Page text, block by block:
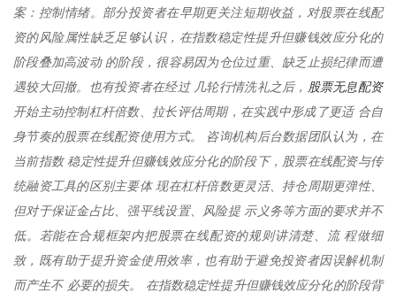
案：控制情绪。部分投资者在早期更关注短期收益，对股票在线配
资的风险属性缺乏足够认识，在指数稳定性提升但赚钱效应分化的
阶段叠加高波动 的阶段，很容易因为仓位过重、缺乏止损纪律而遭
遇较大回撤。也有投资者在经过 几轮行情洗礼之后， 股票无息配资
开始主动控制杠杆倍数、拉长评估周期，在实践中形成了更适 合自
身节奏的股票在线配资使用方式。 咨询机构后台数据团队认为，在
当前指数 稳定性提升但赚钱效应分化的阶段下，股票在线配资与传
统融资工具的区别主要体 现在杠杆倍数更灵活、持仓周期更弹性、
但对于保证金占比、强平线设置、风险提 示义务等方面的要求并不
低。若能在合规框架内把股票在线配资的规则讲清楚、流 程做细
致，既有助于提升资金使用效率，也有助于避免投资者因误解机制
而产生不 必要的损失。 在指数稳定性提升但赚钱效应分化的阶段背